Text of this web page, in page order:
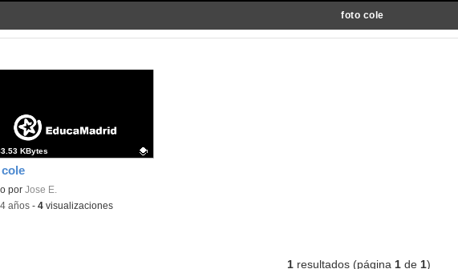
foto cole
educativo.
por Jose E.
KBytes
años- 4visualizaciones
1resultados (página 1de 1)